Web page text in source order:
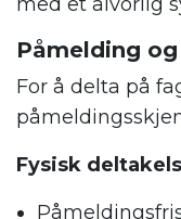
Påmelding
For å delta på
Fysisk